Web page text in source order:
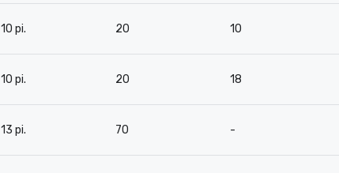
10 pi. 20 10
10 pi. 20 18
13 pi. 70 -